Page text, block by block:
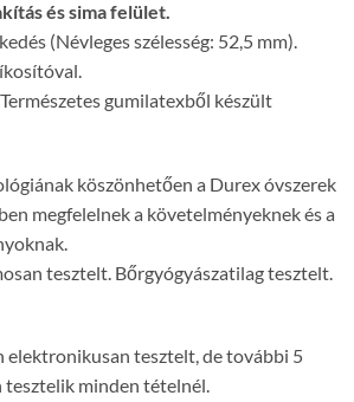
és sima felület.
(Névleges szélesség: 52,5 mm).
gumilatexből készült
köszönhetően a Durex óvszerek
megfelelnek a követelményeknek és a
tesztelt. Bőrgyógyászatilag tesztelt.
elektronikusan tesztelt, de további 5
tesztelik minden tételnél.